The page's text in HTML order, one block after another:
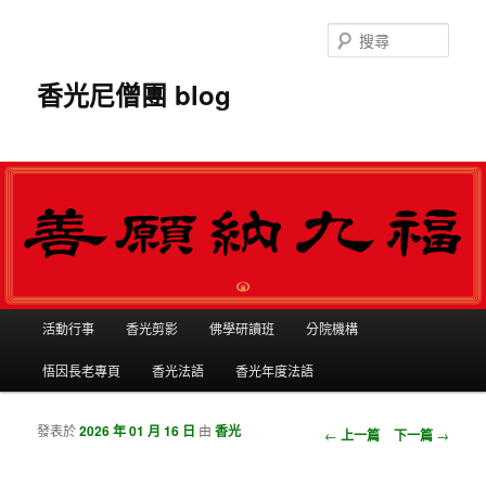
香光尼僧團 blog
尋
跳到主內容
跳到第二內容
活動行事 香光剪影 佛學研讀班 分院機構
悟因長老專頁 香光法語 香光年度法語
瀏覽文章
← 上一篇 下一篇 →
發表於2026 年 01 月 16 日 由香光